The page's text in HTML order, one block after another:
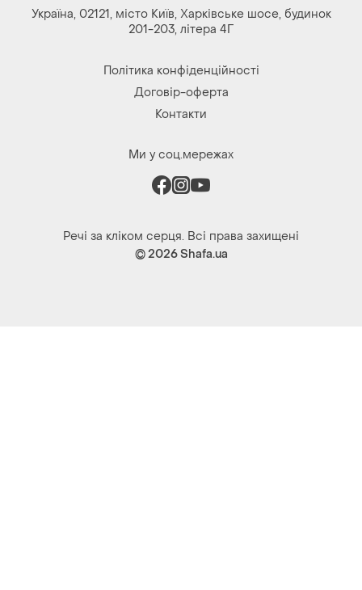
Україна, 02121, місто Київ, Харківське шосе, будинок
201-203, літера 4Г
Політика конфіденційності
Договір-оферта
Контакти
Ми у соц.мережах
Речі за кліком серця. Всі права захищені
© 2026Shafa.ua